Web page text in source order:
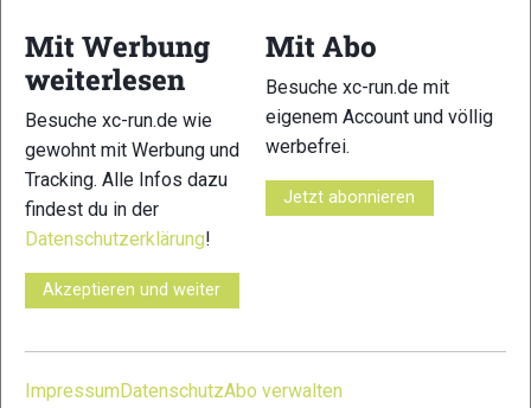
1 2
3
Mit Werbung
weiterlesen
Besuche xc-run.de wie
gewohnt mit Werbung und
Tracking. Alle Infos dazu
findest du in der
Datenschutzerklärung!
Akzeptieren und weiter
Mit Abo
Besuche xc-run.de mit
eigenem Account und völlig
werbefrei.
Jetzt abonnieren
Impressum DatenschutzAbo verwalten